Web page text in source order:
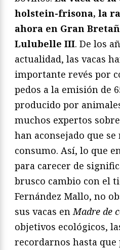
holstein-frisona, la
ahora en Gran
Lulubelle III. De los
actualidad, las vacas
importante revés por
pedos a la emisión de
producido por
muchos expertos
han aconsejado que
consumo. Así, lo que
para carecer de
brusco cambio con el
Fernández Mallo, no
sus vacas enMadre de
objetivos ecológicos,
recordarnos hasta que